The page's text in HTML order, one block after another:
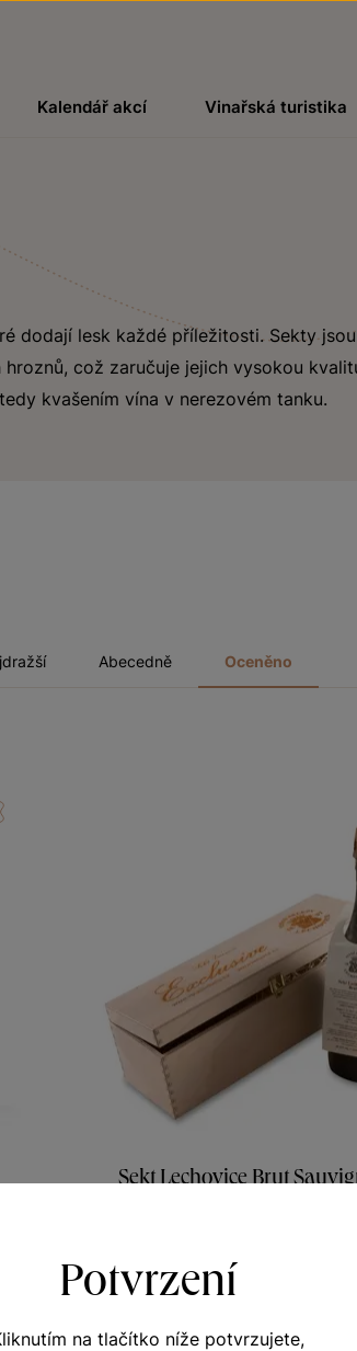
Kalendář akcí Vinařská turistika
dodají lesk každé příležitosti. Sekty jsou
což zaručuje jejich vysokou
kvašením vína v nerezovém tanku.
Abecedně Oceněno
Sekt Lechovice Brut
Šarže 2158
900
Potvrzení
na tlačítko níže potvrzujete,